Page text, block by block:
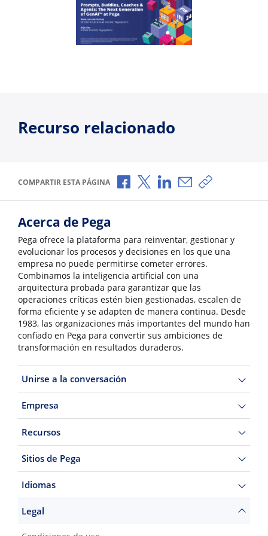
Recurso relacionado
COMPARTIR ESTA PÁGINA Compartir a través de Facebook
Compartir a través de X
Compartir a través de
Compartir por
Copiar
Acerca de Pega
Pega ofrece la plataforma para reinventar, gestionar y
evolucionar los procesos y decisiones en los que una
empresa no puede permitirse cometer errores.
Combinamos la inteligencia artificial con una
arquitectura probada para garantizar que las
operaciones críticas estén bien gestionadas, escalen de
forma eficiente y se adapten de manera continua. Desde
1983, las organizaciones más importantes del mundo han
confiado en Pega para convertir sus ambiciones de
transformación en resultados duraderos.
Unirse a la conversación
Empresa
Recursos
Sitios de Pega
Idiomas
Legal